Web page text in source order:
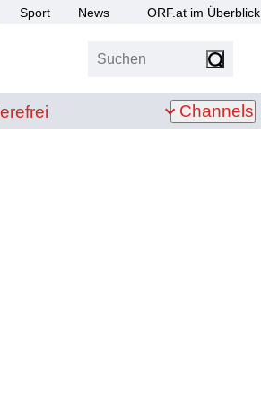
Sport News ORF.at im Überblick
Suchen
Channels